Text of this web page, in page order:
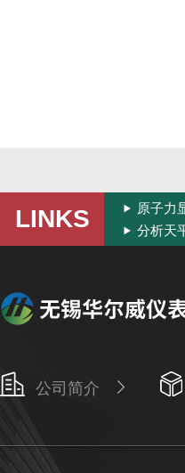
LINKS 原子力
分析天
公司简介